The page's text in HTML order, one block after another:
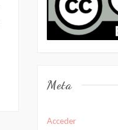
Meta
Acceder